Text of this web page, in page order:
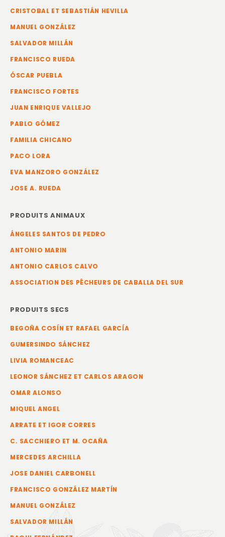
CRISTOBAL ET SEBASTIÁN HEVILLA
MANUEL GONZÁLEZ
SALVADOR MILLÁN
FRANCISCO RUEDA
ÓSCAR PUEBLA
FRANCISCO FORTES
JUAN ENRIQUE VALLEJO
PABLO GÓMEZ
FAMILIA CHICANO
PACO LORA
EVA MANZORO GONZÁLEZ
JOSE A. RUEDA
PRODUITS ANIMAUX
ÁNGELES SANTOS DE PEDRO
ANTONIO MARIN
ANTONIO CARLOS CALVO
ASSOCIATION DES PÊCHEURS DE CABALLA DEL SUR
PRODUITS SECS
BEGOÑA COSÍN ET RAFAEL GARCÍA
GUMERSINDO SÁNCHEZ
LIVIA ROMANCEAC
LEONOR SÁNCHEZ ET CARLOS ARAGON
OMAR ALONSO
MIQUEL ANGEL
ARRATE ET IGOR CORRES
C. SACCHIERO ET M. OCAÑA
MERCEDES ARCHILLA
JOSE DANIEL CARBONELL
FRANCISCO GONZÁLEZ MARTÍN
MANUEL GONZÁLEZ
SALVADOR MILLÁN